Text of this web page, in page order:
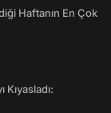
Haftanın En Çok